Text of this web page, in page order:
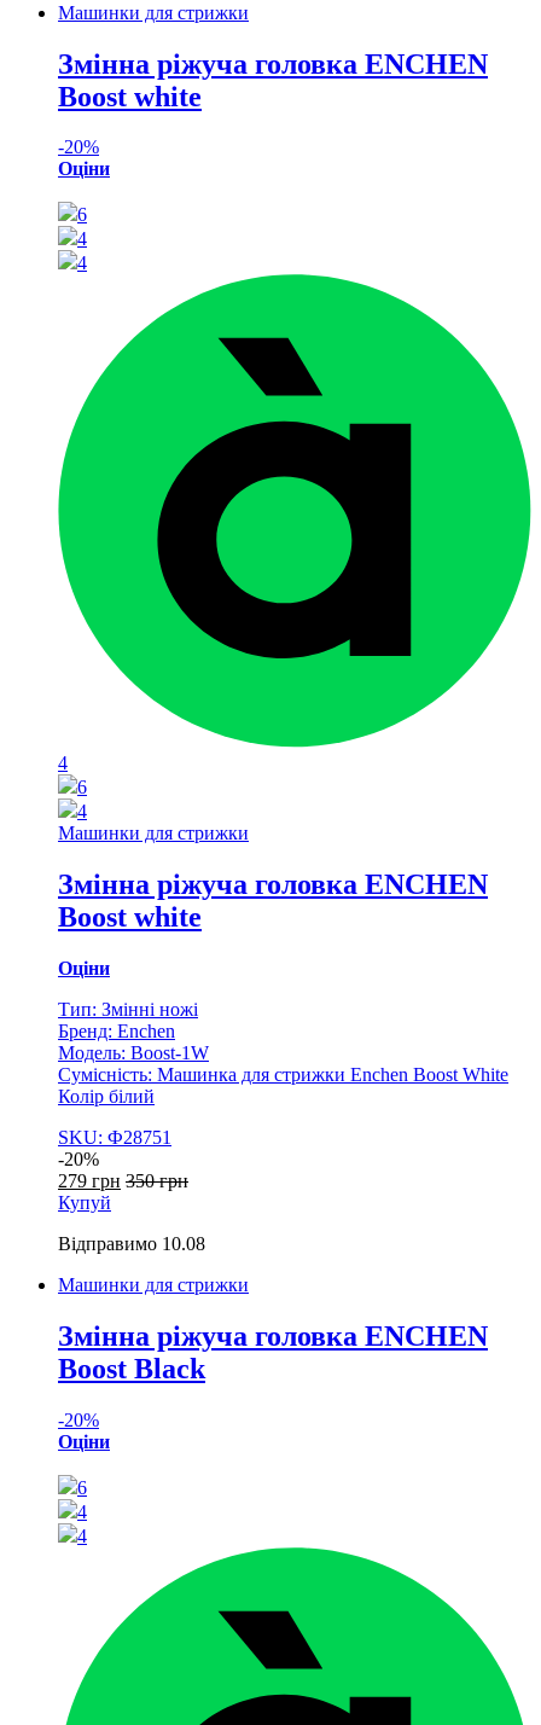
Машинки для стрижки
Змінна ріжуча головка ENCHEN
Boost white
-20%
Оціни
6
4
4
4
6
4
Машинки для стрижки
Змінна ріжуча головка ENCHEN
Boost white
Оціни
Тип: Змінні ножі
Бренд: Enchen
Модель: Boost-1W
Сумісність: Машинка для стрижки Enchen Boost White
Колір білий
SKU: Ф28751
-20%
279 грн 350грн
Купуй
Відправимо 10.08
Машинки для стрижки
Змінна ріжуча головка ENCHEN
Boost Black
-20%
Оціни
6
4
4